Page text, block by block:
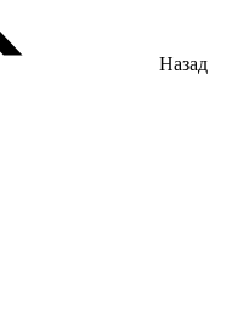
Назад